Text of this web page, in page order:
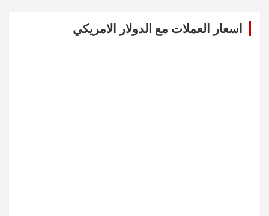
اسعار العملات مع الدولار الامريكي